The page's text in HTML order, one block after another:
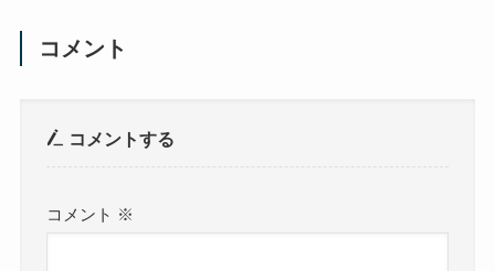
コメント
コメントする
コメント ※